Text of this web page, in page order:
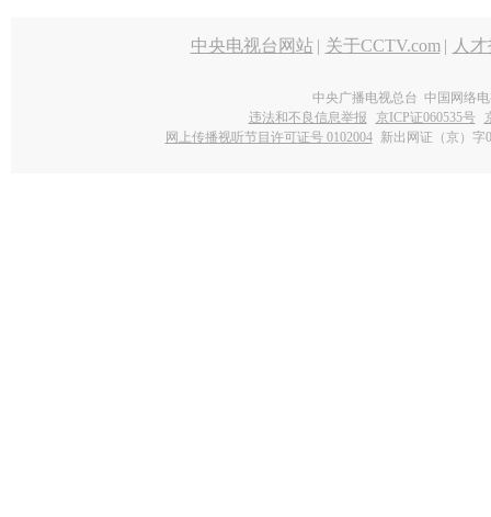
中央电视台网站 | 关于CCTV.com | 人
中央广播电视总台 中国网络
违法和不良信息举报
京ICP证060535号
网上传播视听节目许可证号 0102004 新出网证（京）